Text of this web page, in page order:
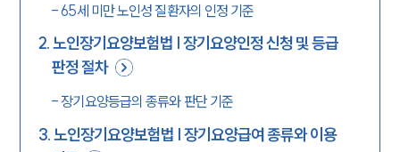
-65세 미만 노인성 질환자의 인정 기준
2.노인장기요양보험법 | 장기요양인정 신청 및 등급
판정 절차
-장기요양등급의 종류와 판단 기준
3.노인장기요양보험법 | 장기요양급여 종류와 이용